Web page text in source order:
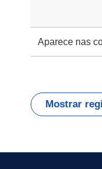
Aparece nas
Mostrar